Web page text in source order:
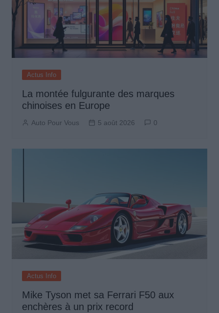
Actus Info
La montée fulgurante des marques
chinoises en Europe
Auto Pour Vous 5 août 2026 0
Actus Info
Mike Tyson met sa Ferrari F50 aux
enchères à un prix record